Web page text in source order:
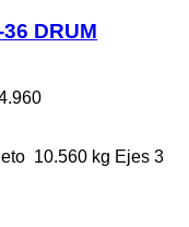
DRUM
10.560 kg Ejes 3